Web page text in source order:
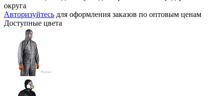
округа
Авторизуйтесь для оформления заказов по оптовым ценам
Доступные цвета